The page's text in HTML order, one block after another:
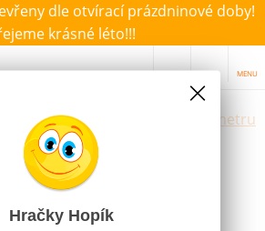
dle otvírací prázdninové doby!
krásné léto!!!
MENU
Výběr hraček dle zvoleného parametru
Šachy cestovní
kameny
Hračky Hopík